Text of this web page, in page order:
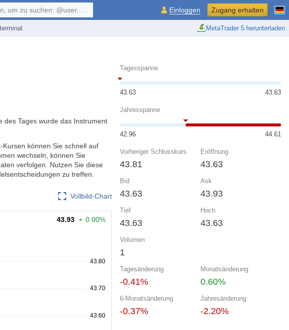
MetaTrader 5 herunterladen
um zu suchen: @user, $symbol, ... Einloggen Zugang erhalten
des Tages wurde das Instrument
können Sie schnell auf
wechseln, können Sie
verfolgen. Nutzen Sie diese
zu treffen.
Vollbild-Chart
43.93 0.00%
Tagesspanne
43.63 43.63
Jahresspanne
42.96 44.61
Vorheriger Schlusskurs
43.81
Eröffnung
43.63
Bid
43.63
Ask
43.93
Tief
43.63
Hoch
43.63
Volumen
1
Tagesänderung
-0.41%
Monatsänderung
0.60%
6-Monatsänderung
-0.37%
Jahresänderung
-2.20%